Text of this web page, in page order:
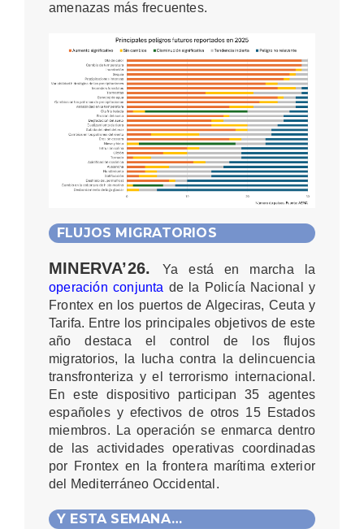
amenazas más frecuentes.
FLUJOS MIGRATORIOS
MINERVA’26.Ya está en marcha la
operación conjunta de la Policía Nacional y
Frontex en los puertos de Algeciras, Ceuta y
Tarifa. Entre los principales objetivos de este
año destaca el control de los flujos
migratorios, la lucha contra la delincuencia
transfronteriza y el terrorismo internacional.
En este dispositivo participan 35 agentes
españoles y efectivos de otros 15 Estados
miembros. La operación se enmarca dentro
de las actividades operativas coordinadas
por Frontex en la frontera marítima exterior
del Mediterráneo Occidental.
Y ESTA SEMANA…